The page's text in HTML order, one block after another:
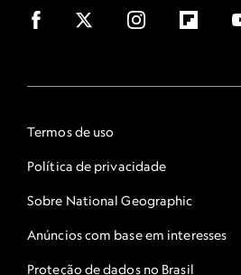
Termos de uso
Política de privacidade
Sobre National Geographic
Anúncios com base em interesses
Proteção de dados no Brasil